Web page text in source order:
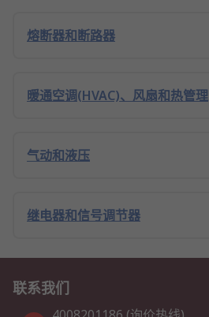
熔断器和断路器
暖通空调(HVAC)、风扇和热管理
气动和液压
继电器和信号调节器
联系我们